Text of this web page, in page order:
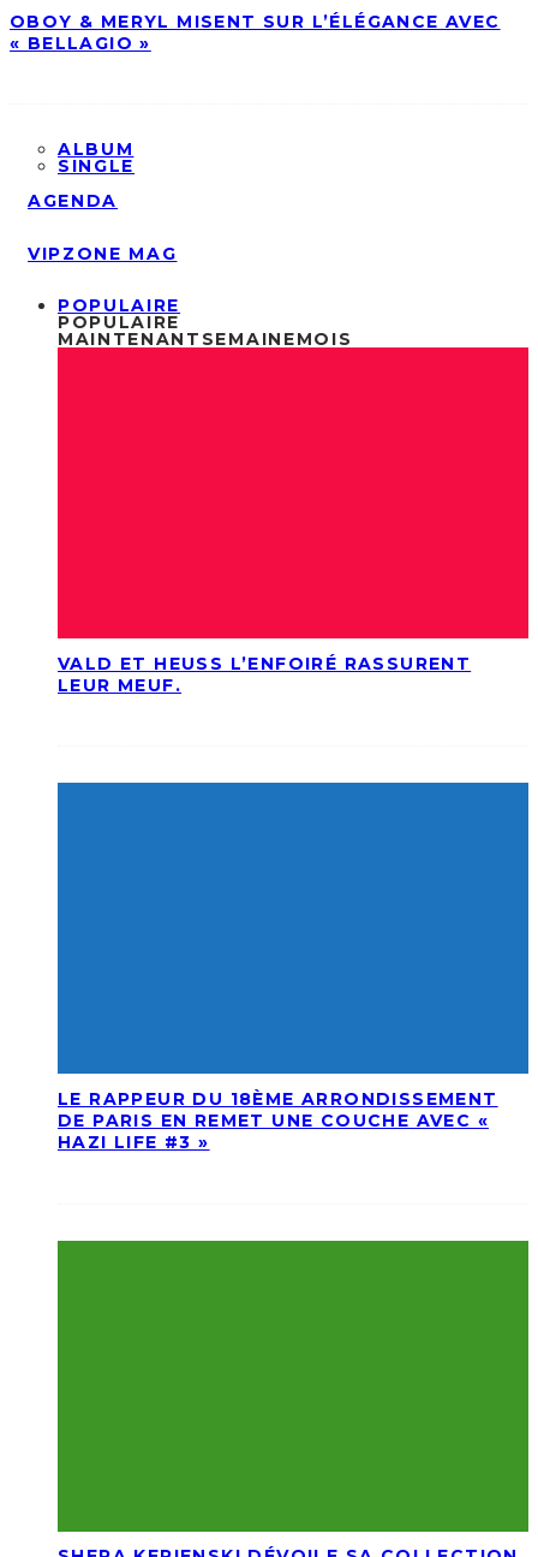
OBOY & MERYL MISENT SUR L’ÉLÉGANCE AVEC
« BELLAGIO »
ALBUM
SINGLE
AGENDA
VIPZONE MAG
POPULAIRE
POPULAIRE
MAINTENANT SEMAINEMOIS
VALD ET HEUSS L’ENFOIRÉ RASSURENT
LEUR MEUF.
LE RAPPEUR DU 18ÈME ARRONDISSEMENT
DE PARIS EN REMET UNE COUCHE AVEC «
HAZI LIFE #3 »